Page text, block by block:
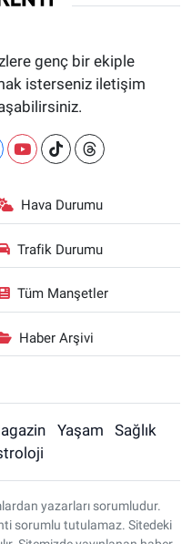
genç bir ekiple
isterseniz iletişim
Hava Durumu
Trafik Durumu
Tüm Manşetler
Haber Arşivi
Yaşam
Sağlık
yazarları sorumludur.
sorumlu tutulamaz. Sitedeki